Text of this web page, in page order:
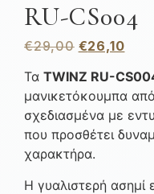
RU-CS004
€29,00 €26,10
Τα TWINZ RU-
μανικετόκουμπα από
σχεδιασμένα με
που προσθέτει
χαρακτήρα.
Η γυαλιστερή ασημί